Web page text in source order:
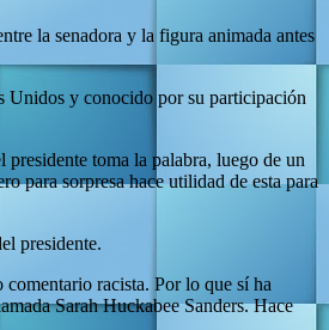
la senadora y la figura animada antes
Unidos y conocido por su participación
presidente toma la palabra, luego de un
para sorpresa hace utilidad de esta para
presidente.
racista. Por lo que sí ha
Sarah Huckabee Sanders. Hace